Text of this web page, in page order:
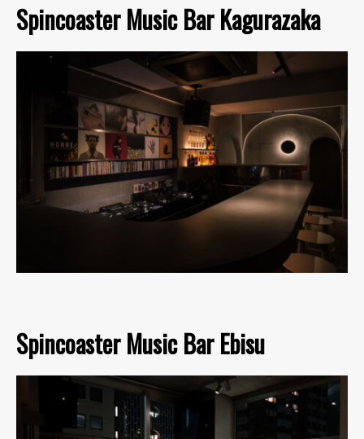
Spincoaster Music Bar Kagurazaka
Spincoaster Music Bar Ebisu